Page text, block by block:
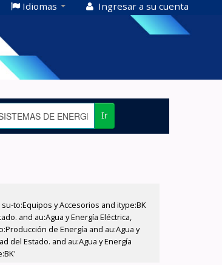
Idiomas Ingresar a su cuenta
Ir
to:Equipos y Accesorios and itype:BK
and au:Agua y Energía Eléctrica,
de Energía and au:Agua y
del Estado. and au:Agua y Energía